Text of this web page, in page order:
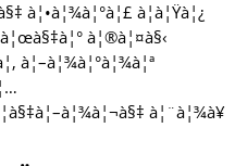
à¦•à¦¾à¦°à¦£ à¦à¦Ÿà¦¿
à¦®à¦¤à§‹
à¦–à¦¾à¦°à¦¾à¦ª
à¦¨à¦¾à¥